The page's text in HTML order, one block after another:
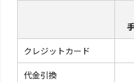
クレジットカード
代金引換